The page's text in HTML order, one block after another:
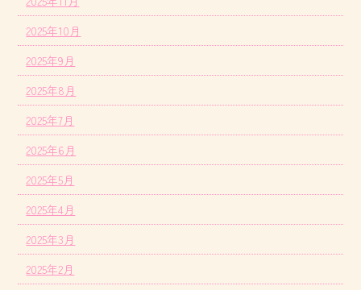
2025年10月
2025年9月
2025年8月
2025年7月
2025年6月
2025年5月
2025年4月
2025年3月
2025年2月